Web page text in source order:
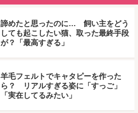
諦めたと思ったのに… 飼い主をどう
しても起こしたい猫、取った最終手段
が？「最高すぎる」
羊毛フェルトでキャタピーを作った
ら？ リアルすぎる姿に「すっご」
「実在してるみたい」